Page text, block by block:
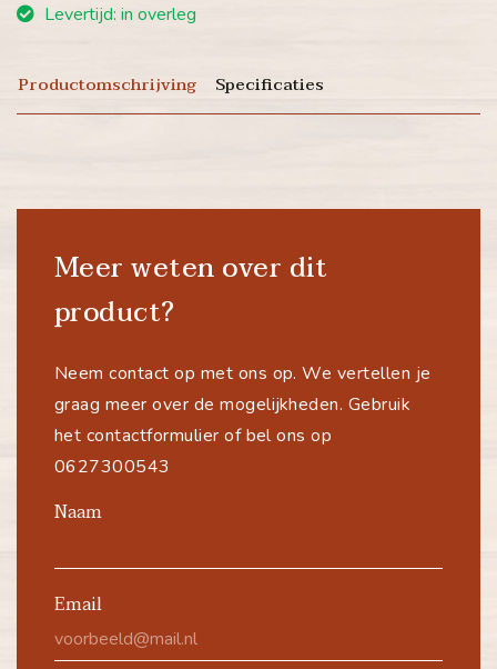
Levertijd: in overleg
Productomschrijving Specificaties
Meer weten over dit
product?
Neem contact op met ons op. We vertellen je
graag meer over de mogelijkheden. Gebruik
het contactformulier of bel ons op
0627300543
Naam
Email